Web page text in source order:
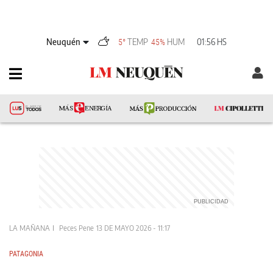
Neuquén 5° TEMP 45% HUM 01:56 HS
LA MAÑANA Peces Pene 13 DE MAYO 2026 - 11:17
PATAGONIA